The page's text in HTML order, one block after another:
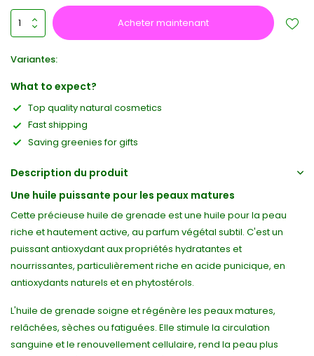
Acheter maintenant
Variantes:
What to expect?
Top quality natural cosmetics
Fast shipping
Saving greenies for gifts
Description du produit
Une huile puissante pour les peaux matures
Cette précieuse huile de grenade est une huile pour la peau
riche et hautement active, au parfum végétal subtil. C'est un
puissant antioxydant aux propriétés hydratantes et
nourrissantes, particulièrement riche en acide punicique, en
antioxydants naturels et en phytostérols.
L'huile de grenade soigne et régénère les peaux matures,
relâchées, sèches ou fatiguées. Elle stimule la circulation
sanguine et le renouvellement cellulaire, rend la peau plus